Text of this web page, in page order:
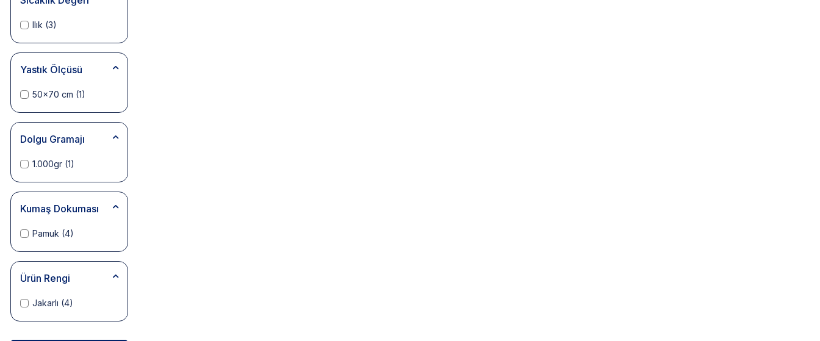
Ilık (3)
Yastık Ölçüsü
50x70 cm (1)
Dolgu Gramajı
1.000gr (1)
Kumaş Dokuması
Pamuk (4)
Ürün Rengi
Jakarlı (4)